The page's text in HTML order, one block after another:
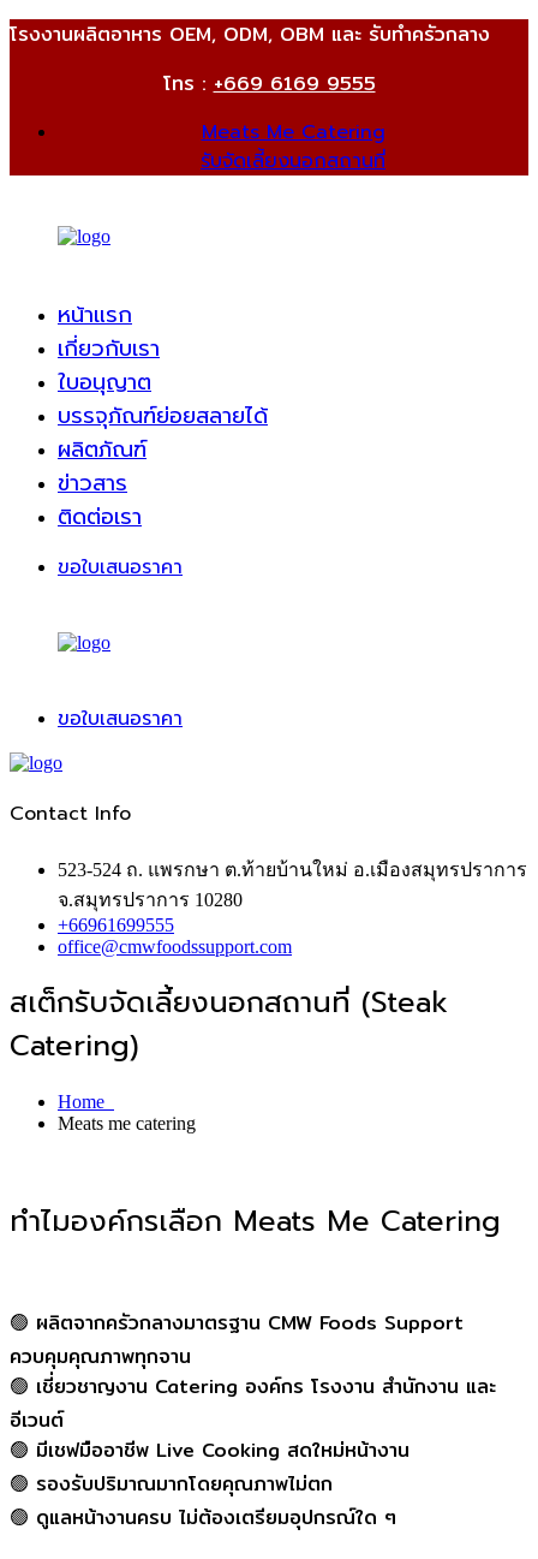
โรงงานผลิตอาหาร OEM, ODM, OBM และ รับทำครัวกลาง
โทร :+669 6169 9555
Meats Me Catering
รับจัดเลี้ยงนอกสถานที่
หน้าแรก
เกี่ยวกับเรา
ใบอนุญาต
บรรจุภัณฑ์ย่อยสลายได้
ผลิตภัณฑ์
ข่าวสาร
ติดต่อเรา
ขอใบเสนอราคา
ขอใบเสนอราคา
Contact Info
523-524 ถ. แพรกษา ต.ท้ายบ้านใหม่ อ.เมืองสมุทรปราการ
จ.สมุทรปราการ 10280
+66961699555
office@cmwfoodssupport.com
สเต็กรับจัดเลี้ยงนอกสถานที่ (Steak
Catering)
Home
Meats me catering
ทำไมองค์กรเลือก Meats Me Catering
🟢 ผลิตจากครัวกลางมาตรฐาน CMW Foods Support
ควบคุมคุณภาพทุกจาน
🟢 เชี่ยวชาญงาน Catering องค์กร โรงงาน สำนักงาน และ
อีเวนต์
🟢 มีเชฟมืออาชีพ Live Cooking สดใหม่หน้างาน
🟢 รองรับปริมาณมากโดยคุณภาพไม่ตก
🟢 ดูแลหน้างานครบ ไม่ต้องเตรียมอุปกรณ์ใด ๆ